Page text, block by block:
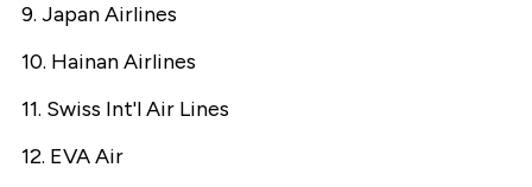
9. Japan Airlines
10. Hainan Airlines
11. Swiss Int'l Air Lines
12. EVA Air